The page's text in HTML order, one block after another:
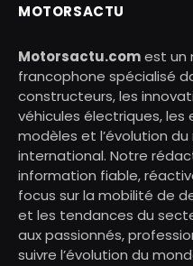
MOTORSACTU
Motorsactu.comest un
francophone spécialisé
constructeurs, les
véhicules électriques, les
modèles et l’évolution
international. Notre
information fiable,
focus sur la mobilité de
et les tendances du
aux passionnés,
suivre l’évolution du